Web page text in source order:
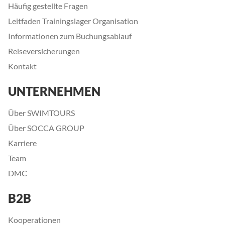
Häufig gestellte Fragen
Leitfaden Trainingslager Organisation
Informationen zum Buchungsablauf
Reiseversicherungen
Kontakt
UNTERNEHMEN
Über SWIMTOURS
Über SOCCA GROUP
Karriere
Team
DMC
B2B
Kooperationen